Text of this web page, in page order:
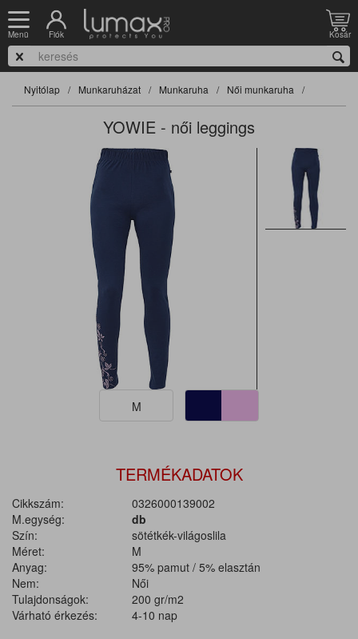
Menü Fiók Kosár
Nyitólap Munkaruházat Munkaruha Női munkaruha
YOWIE - női leggings
M
TERMÉKADATOK
Cikkszám:
0326000139002
M.egység:
db
Szín:
sötétkék-világoslila
Méret:
M
Anyag:
95% pamut / 5% elasztán
Nem:
Női
Tulajdonságok:
200 gr/m2
Várható érkezés:
4-10 nap